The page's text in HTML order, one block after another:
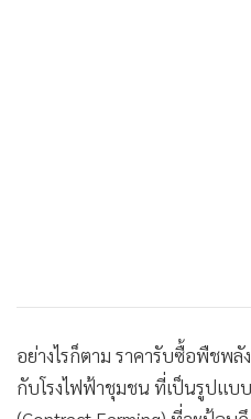
อย่างไรก็ตาม ราคารับซื้อพืชพลั
กับโรงไฟฟ้าชุมชน ที่เป็นรูปแบ